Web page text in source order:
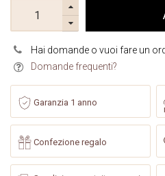
Hai domande o vuoi fare un
Domande frequenti?
Garanzia 1 anno
Confezione regalo